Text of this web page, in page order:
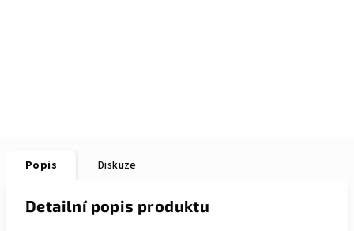
Popis Diskuze
Detailní popis produktu